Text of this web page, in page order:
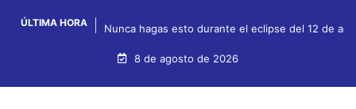
ÚLTIMA HORA Nunca hagas esto durante el eclipse del 12 de
8 de agosto de 2026